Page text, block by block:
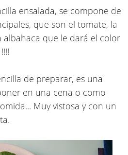
ensalada, se compone de
que son el tomate, la
albahaca que le dará el color
de preparar, es una
en una cena o como
Muy vistosa y con un